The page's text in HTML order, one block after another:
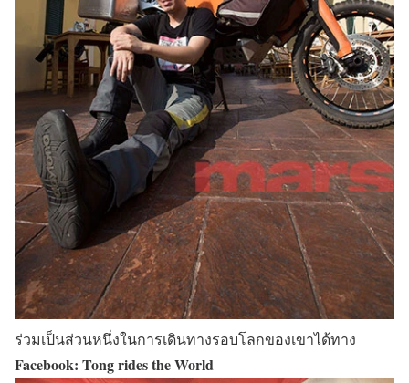
ร่วมเป็นส่วนหนึ่งในการเดินทางรอบโลกของเขาได้ทาง
Facebook: Tong rides the World